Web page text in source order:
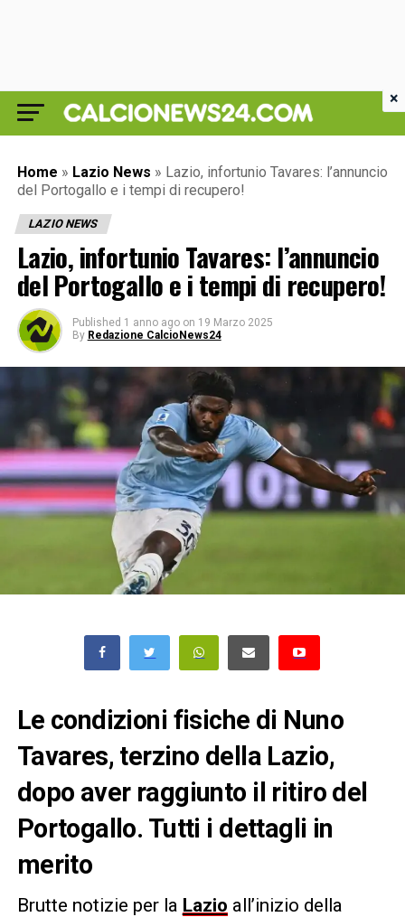
Home » Lazio News » Lazio, infortunio Tavares: l’annuncio
del Portogallo e i tempi di recupero!
LAZIO NEWS
Lazio, infortunio Tavares: l’annuncio
del Portogallo e i tempi di recupero!
Published 1 anno ago on 19 Marzo 2025
By Redazione CalcioNews24
Le condizioni fisiche di Nuno
Tavares, terzino della Lazio,
dopo aver raggiunto il ritiro del
Portogallo. Tutti i dettagli in
merito
Brutte notizie per la Lazio all’inizio della
×